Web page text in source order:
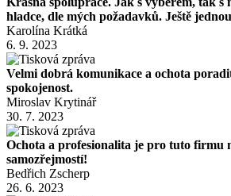
hladce, dle mých požadavků. Ještě
Karolína Krátká
6. 9. 2023
Velmi dobrá komunikace a ochota
spokojenost.
Miroslav Krytinář
30. 7. 2023
Ochota a profesionalita je pro tuto firmu
samozřejmostí!
Bedřich Zscherp
26. 6. 2023